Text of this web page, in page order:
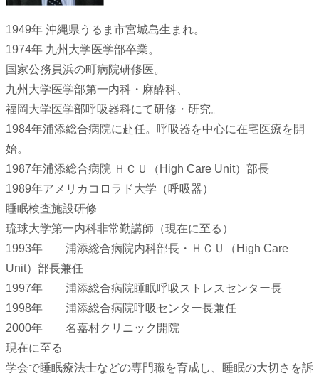
1949年 沖縄県うるま市宮城島生まれ。
1974年 九州大学医学部卒業。
国家公務員浜の町病院研修医。
九州大学医学部第一内科・麻酔科、
福岡大学医学部呼吸器科にて研修・研究。
1984年浦添総合病院に赴任。呼吸器を中心に在宅医療を開
始。
1987年浦添総合病院 ＨＣＵ（High Care Unit）部長
1989年アメリカコロラド大学（呼吸器）
睡眠検査施設研修
琉球大学第一内科非常勤講師（現在に至る）
1993年 浦添総合病院内科部長・ＨＣＵ（High Care
Unit）部長兼任
1997年 浦添総合病院睡眠呼吸ストレスセンター長
1998年 浦添総合病院呼吸センター長兼任
2000年 名嘉村クリニック開院
現在に至る
学会で睡眠療法士などの専門職を育成し、睡眠の大切さを訴